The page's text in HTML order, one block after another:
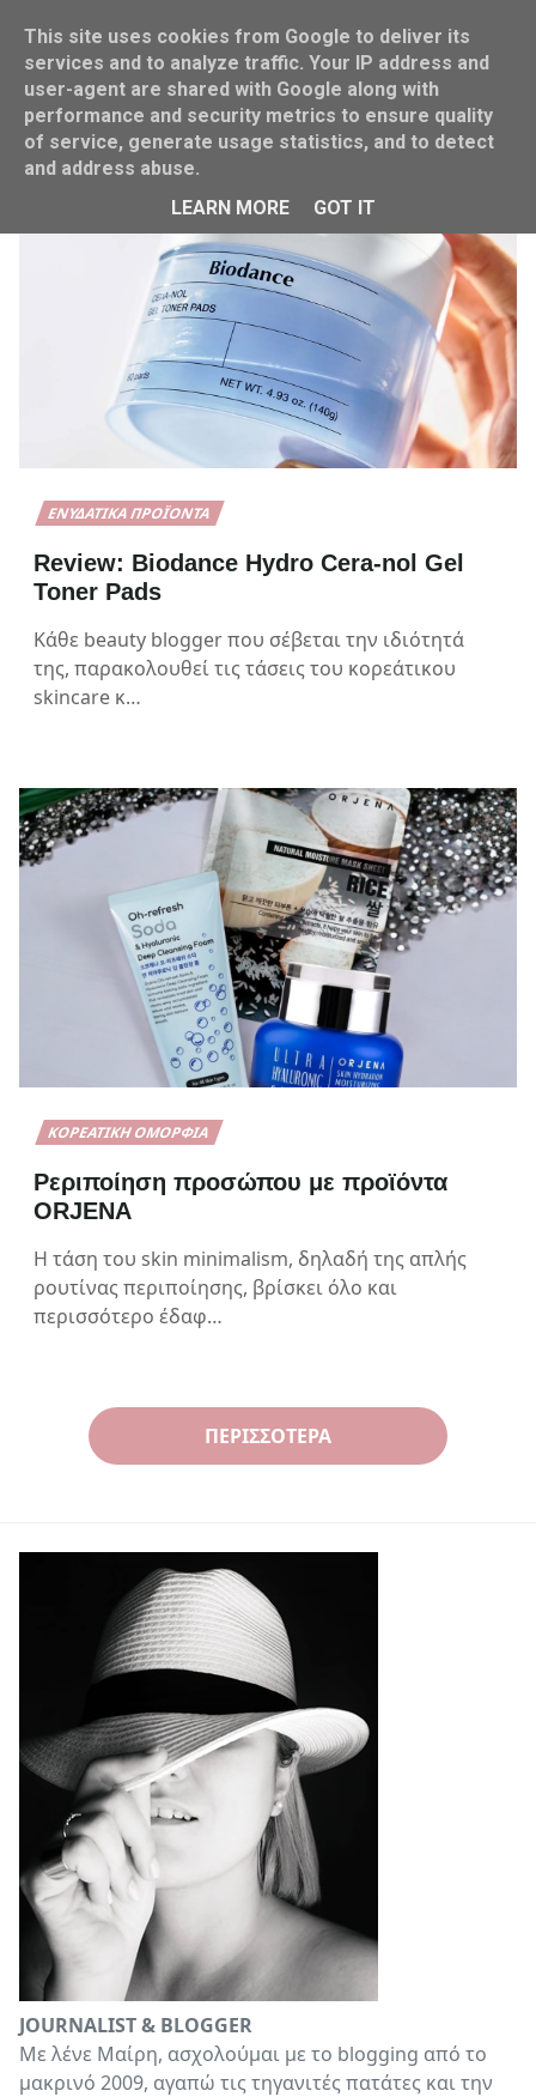
Home Κορεάτικη ομορφιά
ΕΝΥΔΑΤΙΚΆ ΠΡΟΪΌΝΤΑ
Review: Biodance Hydro Cera-nol Gel
Toner Pads
Κάθε beauty blogger που σέβεται την ιδιότητά
της, παρακολουθεί τις τάσεις του κορεάτικου
skincare κ…
ΚΟΡΕΆΤΙΚΗ ΟΜΟΡΦΙΆ
Pεριποίηση προσώπου με προϊόντα
ORJENA
Η τάση του skin minimalism, δηλαδή της απλής
ρουτίνας περιποίησης, βρίσκει όλο και
περισσότερο έδαφ…
ΠΕΡΙΣΣΌΤΕΡΑ
JOURNALIST & BLOGGER
Με λένε Μαίρη, ασχολούμαι με το blogging από το
μακρινό 2009, αγαπώ τις τηγανιτές πατάτες και την
This site uses cookies from Google to deliver its
services and to analyze traffic. Your IP address and
user-agent are shared with Google along with
performance and security metrics to ensure quality
of service, generate usage statistics, and to detect
and address abuse.
LEARN MORE
GOT IT